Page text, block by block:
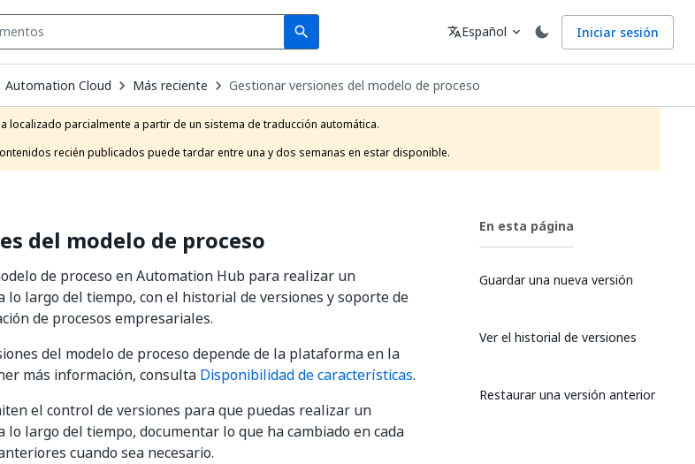
search
Search Idioma
translateEspañol expand_more Iniciar sesión
Automation Cloud Más reciente Gestionar versiones del modelo de proceso
localizado parcialmente a partir de un sistema de traducción automática.
recién publicados puede tardar entre una y dos semanas en estar disponible.
del modelo de proceso
de proceso en Automation Hub para realizar un
lo largo del tiempo, con el historial de versiones y soporte de
de procesos empresariales.
del modelo de proceso depende de la plataforma en la
más información, consulta Disponibilidad de características.
el control de versiones para que puedas realizar un
lo largo del tiempo, documentar lo que ha cambiado en cada
cuando sea necesario.
En esta página
Guardar una nueva versión
Ver el historial de versiones
Restaurar una versión anterior